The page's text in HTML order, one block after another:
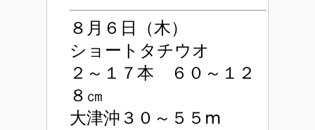
８月６日（木）
ショートタチウオ
２～１７本 ６０～１２
８㎝
大津沖３０～５５ⅿ